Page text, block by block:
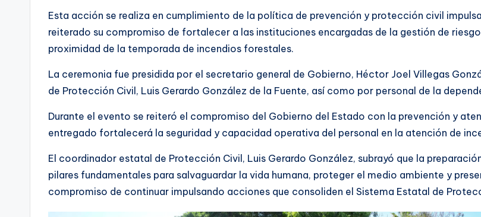
Esta acción se realiza en cumplimiento de la política de prevención y protección civil
reiterado su compromiso de fortalecer a las instituciones encargadas de la gestión de
proximidad de la temporada de incendios forestales.
La ceremonia fue presidida por el secretario general de Gobierno, Héctor Joel Villegas
de Protección Civil, Luis Gerardo González de la Fuente, así como por personal de la
Durante el evento se reiteró el compromiso del Gobierno del Estado con la prevención y
entregado fortalecerá la seguridad y capacidad operativa del personal en la atención de
El coordinador estatal de Protección Civil, Luis Gerardo González, subrayó que la
pilares fundamentales para salvaguardar la vida humana, proteger el medio ambiente y
compromiso de continuar impulsando acciones que consoliden el Sistema Estatal de